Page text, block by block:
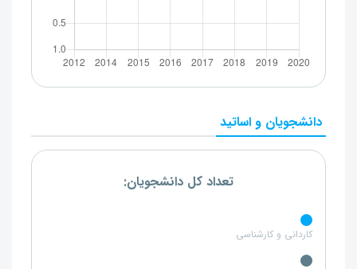
دانشجویان و اساتید
تعداد کل دانشجویان:
کاردانی و کارشناسی